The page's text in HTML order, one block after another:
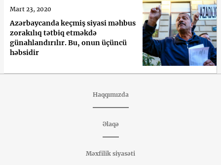
Azərbaycanda keçmiş siyasi məhbus
zorakılıq tətbiq etməkdə
günahlandırılır. Bu, onun üçüncü
həbsidir
Mart 23, 2020
Haqqımızda
Əlaqə
Məxfilik siyasəti